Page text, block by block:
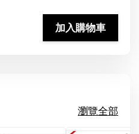
加入購物車
瀏覽全部